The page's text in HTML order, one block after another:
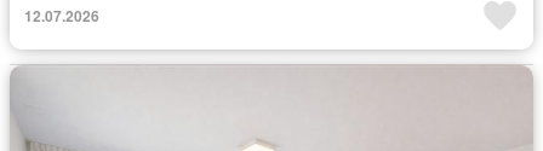
12.07.2026